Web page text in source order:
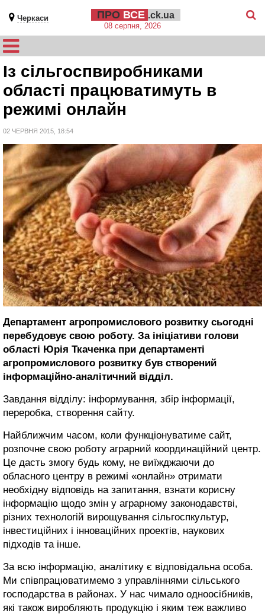
Черкаси ПРО ВСЕ .ck.ua
08 серпня, 2026
Із сільгоспвиробниками
області працюватимуть в
режимі онлайн
02 ЧЕРВНЯ 2015, 18:54
Департамент агропромислового розвитку сьогодні
перебудовує свою роботу. За ініціативи голови
області Юрія Ткаченка при департаменті
агропромислового розвитку був створений
інформаційно-аналітичний відділ.
Завдання відділу: інформування, збір інформації,
переробка, створення сайту.
Найближчим часом, коли функціонуватиме сайт,
розпочне свою роботу аграрний координаційний центр.
Це дасть змогу будь кому, не виїжджаючи до
обласного центру в режимі «онлайн» отримати
необхідну відповідь на запитання, взнати корисну
інформацію щодо змін у аграрному законодавстві,
різних технологій вирощування сільгоспкультур,
інвестиційних і інноваційних проектів, наукових
підходів та інше.
За всю інформацію, аналітику є відповідальна особа.
Ми співпрацюватимемо з управліннями сільського
господарства в районах. У нас чимало одноосібників,
які також виробляють продукцію і яким теж важливо